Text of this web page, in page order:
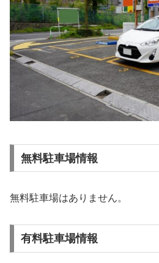
無料駐車場情報
無料駐車場はありません。
有料駐車場情報